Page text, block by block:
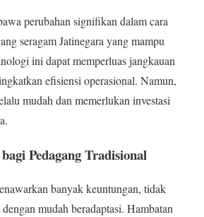
perubahan signifikan dalam cara
seragam Jatinegara yang mampu
ini dapat memperluas jangkauan
efisiensi operasional. Namun,
mudah dan memerlukan investasi
Pedagang Tradisional
banyak keuntungan, tidak
mudah beradaptasi. Hambatan